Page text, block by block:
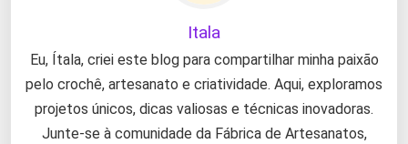
Itala
Eu, Ítala, criei este blog para compartilhar minha paixão
pelo crochê, artesanato e criatividade. Aqui, exploramos
projetos únicos, dicas valiosas e técnicas inovadoras.
Junte-se à comunidade da Fábrica de Artesanatos,